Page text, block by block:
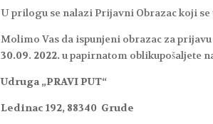
U prilogu se nalazi Prijavni Obrazac koji
Molimo Vas da ispunjeni obrazac za
30.09. 2022.u papirnatom oblikupošaljete
Udruga „PRAVI PUT“
Ledinac 192, 88340 Grude